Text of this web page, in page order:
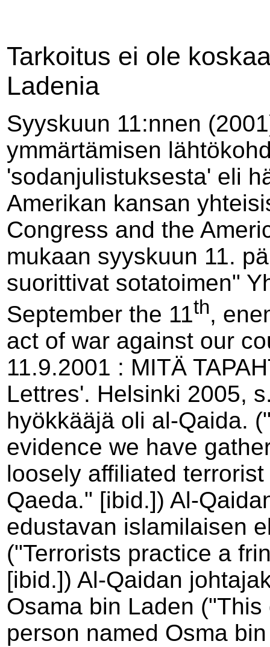
Tarkoitus ei ole
Ladenia
Syyskuun 11:nnen
ymmärtämisen
'sodanjulistuksesta' eli
Amerikan kansan
Congress and the
mukaan syyskuun 11.
suorittivat sotatoimen"
September the 11th,
act of war against our
11.9.2001 : MITÄ
Lettres'. Helsinki 2005,
hyökkääjä oli al-Qaida.
evidence we have
loosely affiliated
Qaeda." [ibid.]) Al-
edustavan islamilaisen
("Terrorists practice a
[ibid.]) Al-Qaidan
Osama bin Laden
person named Osma